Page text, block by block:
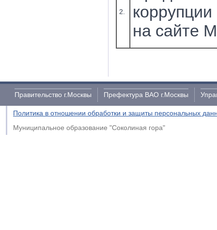
2.
на сайте
Правительство г.Москвы Префектура ВАО г.Москвы
Политика в отношении обработки и защиты персональных
Муниципальное образование "Соколиная гора"